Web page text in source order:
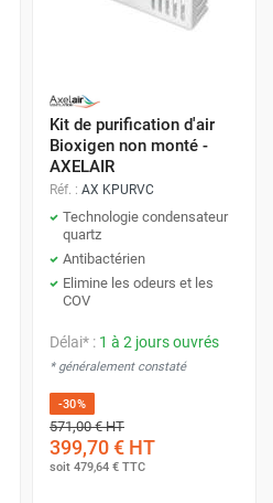
Kit de purification d'air
Bioxigen non monté -
AXELAIR
Réf. : AX KPURVC
Technologie condensateur
quartz
Antibactérien
Elimine les odeurs et les
COV
Délai* : 1 à 2 jours ouvrés
* généralement constaté
-30%
571,00 €HT
399,70 € HT
soit 479,64 € TTC